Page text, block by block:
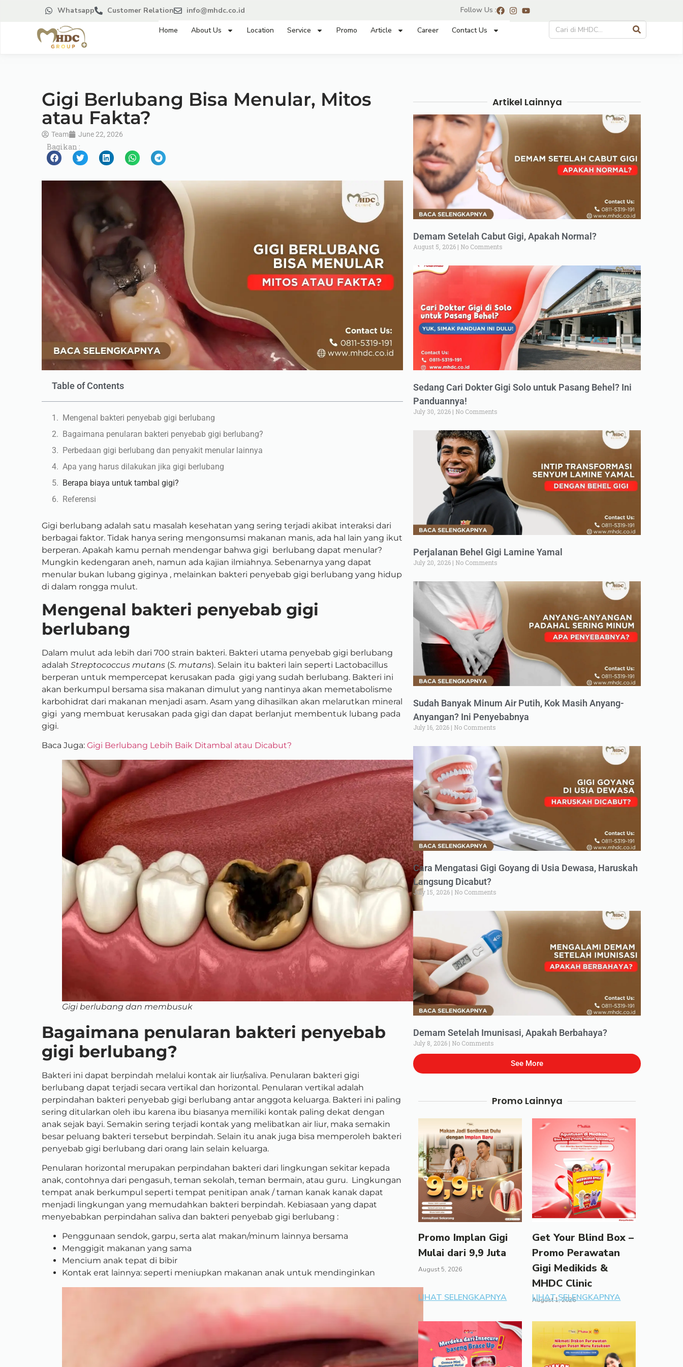
Whatsapp Customer Relation info@mhdc.co.id Follow Us :
Home About Us Location Service Promo Article Career Contact Us
Gigi Berlubang Bisa Menular, Mitos
atau Fakta?
Team June 22, 2026
Bagikan :
Table of Contents
Mengenal bakteri penyebab gigi berlubang
Bagaimana penularan bakteri penyebab gigi berlubang?
Perbedaan gigi berlubang dan penyakit menular lainnya
Apa yang harus dilakukan jika gigi berlubang
Berapa biaya untuk tambal gigi?
Referensi
Gigi berlubang adalah satu masalah kesehatan yang sering terjadi akibat interaksi dari
berbagai faktor. Tidak hanya sering mengonsumsi makanan manis, ada hal lain yang ikut
berperan. Apakah kamu pernah mendengar bahwa gigi berlubang dapat menular?
Mungkin kedengaran aneh, namun ada kajian ilmiahnya. Sebenarnya yang dapat
menular bukan lubang giginya , melainkan bakteri penyebab gigi berlubang yang hidup
di dalam rongga mulut.
Mengenal bakteri penyebab gigi
berlubang
Dalam mulut ada lebih dari 700 strain bakteri. Bakteri utama penyebab gigi berlubang
adalah Streptococcus mutans (S. mutans). Selain itu bakteri lain seperti Lactobacillus
berperan untuk mempercepat kerusakan pada gigi yang sudah berlubang. Bakteri ini
akan berkumpul bersama sisa makanan dimulut yang nantinya akan memetabolisme
karbohidrat dari makanan menjadi asam. Asam yang dihasilkan akan melarutkan mineral
gigi yang membuat kerusakan pada gigi dan dapat berlanjut membentuk lubang pada
gigi.
Baca Juga: Gigi Berlubang Lebih Baik Ditambal atau Dicabut?
Gigi berlubang dan membusuk
Bagaimana penularan bakteri penyebab
gigi berlubang?
Bakteri ini dapat berpindah melalui kontak air liur/saliva. Penularan bakteri gigi
berlubang dapat terjadi secara vertikal dan horizontal. Penularan vertikal adalah
perpindahan bakteri penyebab gigi berlubang antar anggota keluarga. Bakteri ini paling
sering ditularkan oleh ibu karena ibu biasanya memiliki kontak paling dekat dengan
anak sejak bayi. Semakin sering terjadi kontak yang melibatkan air liur, maka semakin
besar peluang bakteri tersebut berpindah. Selain itu anak juga bisa memperoleh bakteri
penyebab gigi berlubang dari orang lain selain keluarga.
Penularan horizontal merupakan perpindahan bakteri dari lingkungan sekitar kepada
anak, contohnya dari pengasuh, teman sekolah, teman bermain, atau guru. Lingkungan
tempat anak berkumpul seperti tempat penitipan anak / taman kanak kanak dapat
menjadi lingkungan yang memudahkan bakteri berpindah. Kebiasaan yang dapat
menyebabkan perpindahan saliva dan bakteri penyebab gigi berlubang :
Penggunaan sendok, garpu, serta alat makan/minum lainnya bersama
Menggigit makanan yang sama
Mencium anak tepat di bibir
Kontak erat lainnya: seperti meniupkan makanan anak untuk mendinginkan
Artikel Lainnya
Demam Setelah Cabut Gigi, Apakah Normal?
August 5, 2026 No Comments
Sedang Cari Dokter Gigi Solo untuk Pasang Behel? Ini
Panduannya!
July 30, 2026 No Comments
Perjalanan Behel Gigi Lamine Yamal
July 20, 2026 No Comments
Sudah Banyak Minum Air Putih, Kok Masih Anyang-
Anyangan? Ini Penyebabnya
July 16, 2026 No Comments
Cara Mengatasi Gigi Goyang di Usia Dewasa, Haruskah
Langsung Dicabut?
July 15, 2026 No Comments
Demam Setelah Imunisasi, Apakah Berbahaya?
July 8, 2026 No Comments
See More
Promo Lainnya
Promo Implan Gigi
Mulai dari 9,9 Juta
August 5, 2026
LIHAT SELENGKAPNYA
Get Your Blind Box –
Promo Perawatan
Gigi Medikids &
MHDC Clinic
August 1, 2026
LIHAT SELENGKAPNYA